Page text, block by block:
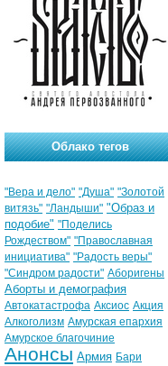
Облако тегов
"Вера и дело" "Душа" "Золотой
витязь" "Ландыши" "Образ и
подобие" "Поделись
Рождеством" "Православная
инициатива" "Радость веры"
"Синдром радости" Аборигены
Аборты и демография
Автокатастрофа Аксиос Акция
Алкоголизм Амурская епархия
Амурское благочиние
Анонсы Армия Бари